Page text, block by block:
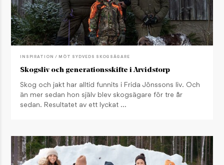
INSPIRATION / MÖT SYDVEDS SKOGSÄGARE
Skogsliv och generationsskifte i Arvidstorp
Skog och jakt har alltid funnits i Frida Jönssons liv. Och
än mer sedan hon själv blev skogsägare för tre år
sedan. Resultatet av ett lyckat …